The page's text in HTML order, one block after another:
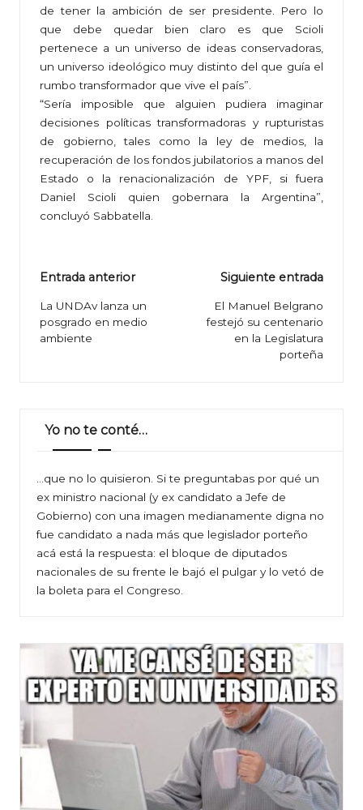
de tener la ambición de ser presidente. Pero lo
que debe quedar bien claro es que Scioli
pertenece a un universo de ideas conservadoras,
un universo ideológico muy distinto del que guía el
rumbo transformador que vive el país”.
“Sería imposible que alguien pudiera imaginar
decisiones políticas transformadoras y rupturistas
de gobierno, tales como la ley de medios, la
recuperación de los fondos jubilatorios a manos del
Estado o la renacionalización de YPF, si fuera
Daniel Scioli quien gobernara la Argentina”,
concluyó Sabbatella.
Navegación
de
entradas
Entrada anterior
La UNDAv lanza un
posgrado en medio
ambiente
Siguiente entrada
El Manuel Belgrano
festejó su centenario
en la Legislatura
porteña
Yo no te conté…
…que no lo quisieron. Si te preguntabas por qué un
ex ministro nacional (y ex candidato a Jefe de
Gobierno) con una imagen medianamente digna no
fue candidato a nada más que legislador porteño
acá está la respuesta: el bloque de diputados
nacionales de su frente le bajó el pulgar y lo vetó de
la boleta para el Congreso.